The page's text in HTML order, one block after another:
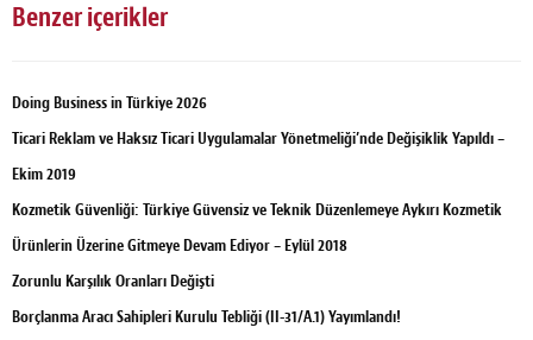
Benzer içerikler
Doing Business in Türkiye 2026
Ticari Reklam ve Haksız Ticari Uygulamalar Yönetmeliği’nde Değişiklik Yapıldı –
Ekim 2019
Kozmetik Güvenliği: Türkiye Güvensiz ve Teknik Düzenlemeye Aykırı Kozmetik
Ürünlerin Üzerine Gitmeye Devam Ediyor – Eylül 2018
Zorunlu Karşılık Oranları Değişti
Borçlanma Aracı Sahipleri Kurulu Tebliği (II-31/A.1) Yayımlandı!